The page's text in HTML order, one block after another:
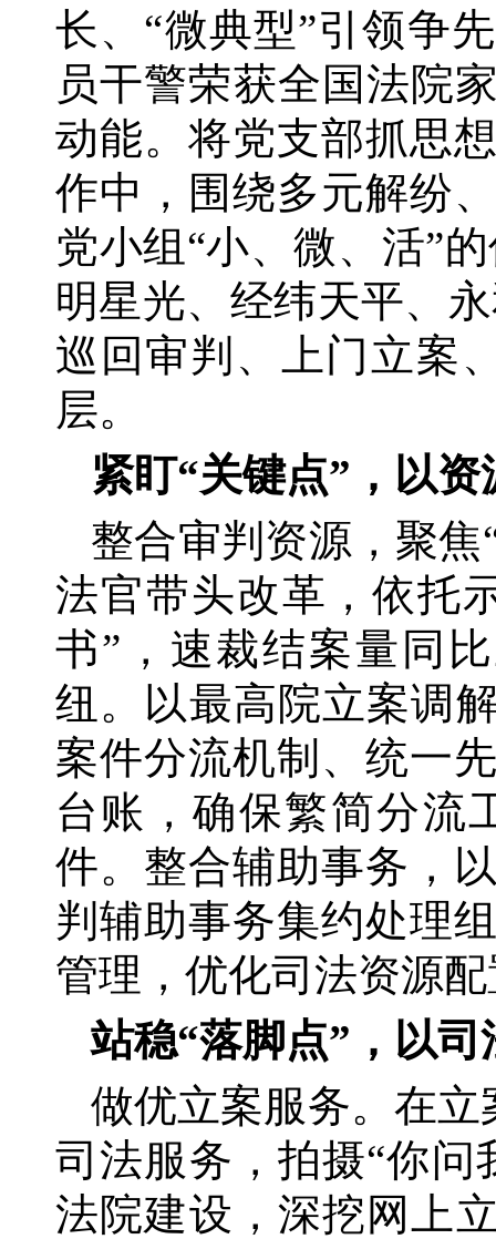
长、“微典型”引领争
员干警荣获全国法院
动能。将党支部抓思
作中，围绕多元解纷
党小组“小、微、活”
明星光、经纬天平、
巡回审判、上门立案
层。
紧盯“关键点”，以
整合审判资源，聚焦
法官带头改革，依托
书”，速裁结案量同
纽。以最高院立案调
案件分流机制、统一
台账，确保繁简分流
件。整合辅助事务，
判辅助事务集约处理
管理，优化司法资源
站稳“落脚点”，以
做优立案服务。在
司法服务，拍摄“你问
法院建设，深挖网上